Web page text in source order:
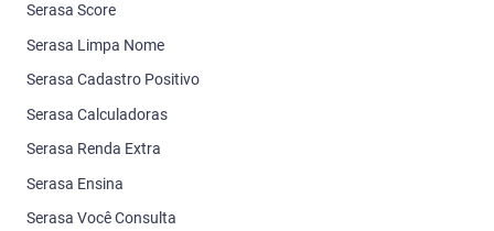
Serasa Score
Serasa Limpa Nome
Serasa Cadastro Positivo
Serasa Calculadoras
Serasa Renda Extra
Serasa Ensina
Serasa Você Consulta